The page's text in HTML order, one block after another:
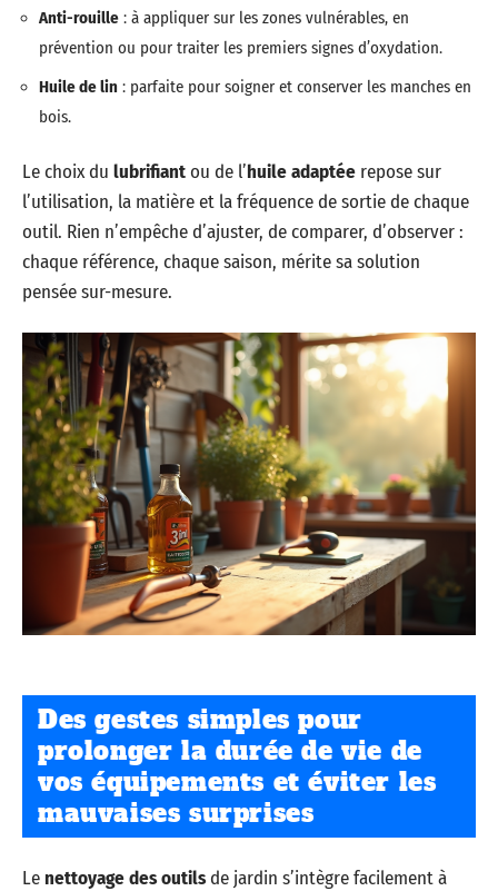
Anti-rouille : à appliquer sur les zones vulnérables, en
prévention ou pour traiter les premiers signes d’oxydation.
Huile de lin : parfaite pour soigner et conserver les manches en
bois.
Le choix du lubrifiantou de l’huile adaptée repose sur
l’utilisation, la matière et la fréquence de sortie de chaque
outil. Rien n’empêche d’ajuster, de comparer, d’observer :
chaque référence, chaque saison, mérite sa solution
pensée sur-mesure.
Des gestes simples pour
prolonger la durée de vie de
vos équipements et éviter les
mauvaises surprises
Lenettoyage des outilsde jardin s’intègre facilement à